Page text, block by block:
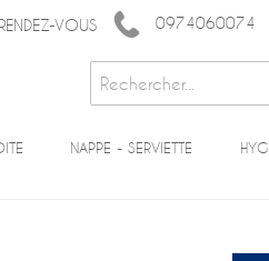
VOUS 0974060074
NAPPE - SERVIETTE